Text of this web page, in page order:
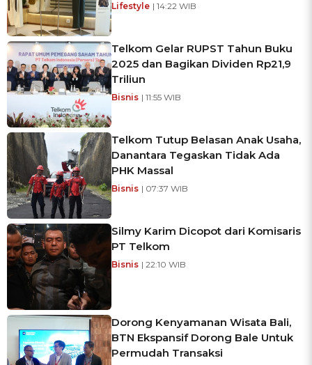
Lifestyle | 14:22 WIB
Telkom Gelar RUPST Tahun Buku
2025 dan Bagikan Dividen Rp21,9
Triliun
Bisnis | 11:55 WIB
Telkom Tutup Belasan Anak Usaha,
Danantara Tegaskan Tidak Ada
PHK Massal
Bisnis | 07:37 WIB
Silmy Karim Dicopot dari Komisaris
PT Telkom
Bisnis | 22:10 WIB
Dorong Kenyamanan Wisata Bali,
BTN Ekspansif Dorong Bale Untuk
Permudah Transaksi